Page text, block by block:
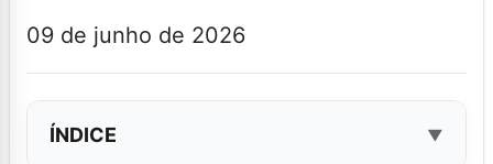
09 de junho de 2026
ÍNDICE